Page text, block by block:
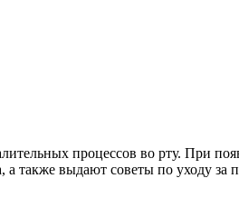
процессов во рту. При
также выдают советы по уходу за